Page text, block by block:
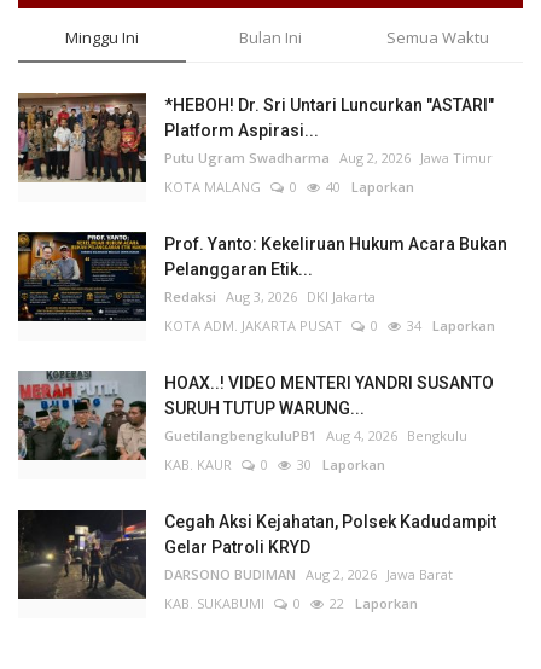
Minggu Ini Bulan Ini Semua Waktu
*HEBOH! Dr. Sri Untari Luncurkan "ASTARI"
Platform Aspirasi...
Putu Ugram Swadharma Aug 2, 2026 Jawa Timur
KOTA MALANG
0 40 Laporkan
Prof. Yanto: Kekeliruan Hukum Acara Bukan
Pelanggaran Etik...
Redaksi Aug 3, 2026 DKI Jakarta
KOTA ADM. JAKARTA PUSAT
0 34 Laporkan
HOAX..! VIDEO MENTERI YANDRI SUSANTO
SURUH TUTUP WARUNG...
GuetilangbengkuluPB1 Aug 4, 2026 Bengkulu
KAB. KAUR
0 30 Laporkan
Cegah Aksi Kejahatan, Polsek Kadudampit
Gelar Patroli KRYD
DARSONO BUDIMAN Aug 2, 2026 Jawa Barat
KAB. SUKABUMI
0 22 Laporkan